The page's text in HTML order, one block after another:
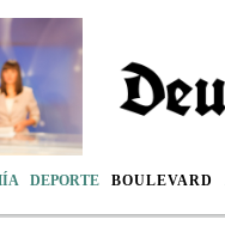
DEPORTE BOULEVARD